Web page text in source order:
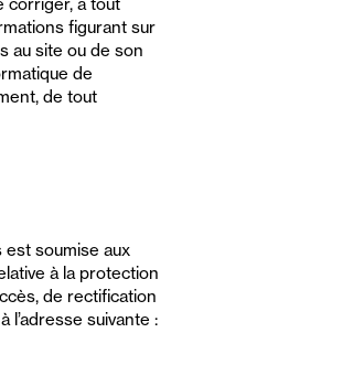
figurant sur
au site ou de son
de
de tout
est soumise aux
à la protection
de rectification
suivante :